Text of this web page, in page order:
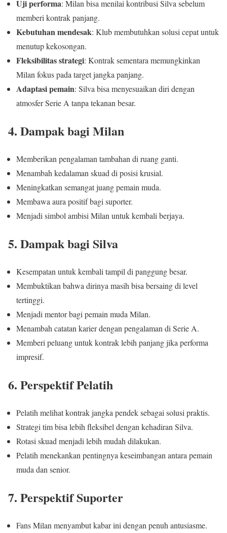
Uji performa: Milan bisa menilai kontribusi Silva sebelum
memberi kontrak panjang.
Kebutuhan mendesak: Klub membutuhkan solusi cepat untuk
menutup kekosongan.
Fleksibilitas strategi: Kontrak sementara memungkinkan
Milan fokus pada target jangka panjang.
Adaptasi pemain: Silva bisa menyesuaikan diri dengan
atmosfer Serie A tanpa tekanan besar.
4. Dampak bagi Milan
Memberikan pengalaman tambahan di ruang ganti.
Menambah kedalaman skuad di posisi krusial.
Meningkatkan semangat juang pemain muda.
Membawa aura positif bagi suporter.
Menjadi simbol ambisi Milan untuk kembali berjaya.
5. Dampak bagi Silva
Kesempatan untuk kembali tampil di panggung besar.
Membuktikan bahwa dirinya masih bisa bersaing di level
tertinggi.
Menjadi mentor bagi pemain muda Milan.
Menambah catatan karier dengan pengalaman di Serie A.
Memberi peluang untuk kontrak lebih panjang jika performa
impresif.
6. Perspektif Pelatih
Pelatih melihat kontrak jangka pendek sebagai solusi praktis.
Strategi tim bisa lebih fleksibel dengan kehadiran Silva.
Rotasi skuad menjadi lebih mudah dilakukan.
Pelatih menekankan pentingnya keseimbangan antara pemain
muda dan senior.
7. Perspektif Suporter
Fans Milan menyambut kabar ini dengan penuh antusiasme.